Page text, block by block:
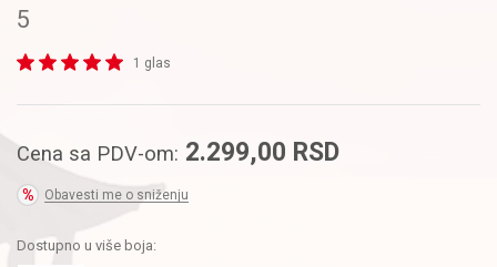
5
1 glas
Cena sa PDV-om: 2.299,00 RSD
Obavesti me o sniženju
Dostupno u više boja: